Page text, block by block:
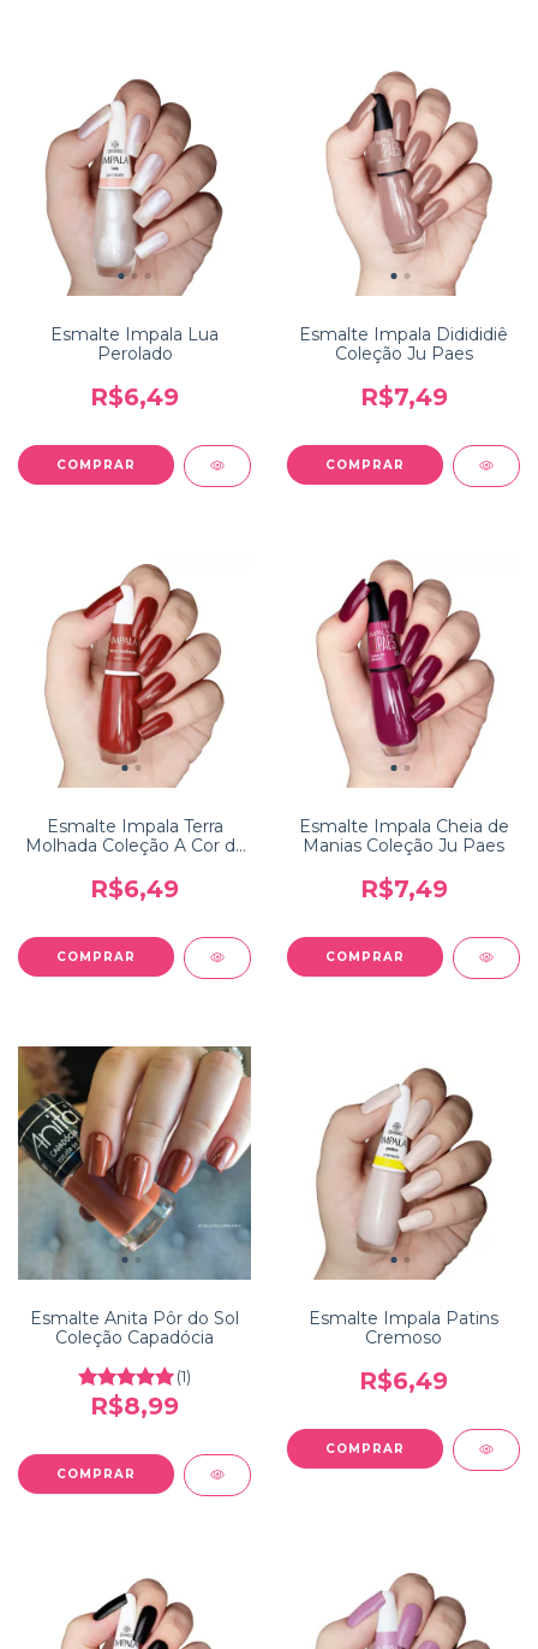
Esmalte Impala Lua
Perolado
R$6,49
Esmalte Impala Didididiê
Coleção Ju Paes
R$7,49
Esmalte Impala Terra
Molhada Coleção A Cor da
R$6,49
Esmalte Impala Cheia de
Manias Coleção Ju Paes
R$7,49
Esmalte Anita Pôr do Sol
Coleção Capadócia
(1)
R$8,99
Esmalte Impala Patins
Cremoso
R$6,49